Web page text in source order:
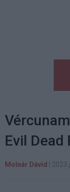
Evil Dead
Molnár Dávid 2023